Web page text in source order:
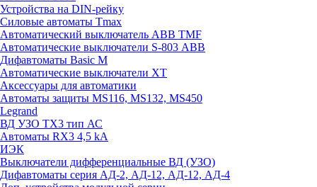
Устройства на DIN-рейку
Силовые автоматы Tmax
Автоматический выключатель ABB TMF
Автоматические выключатели S-803 АВВ
Дифавтоматы Basic M
Автоматические выключатели XT
Аксессуары для автоматики
Автоматы защиты MS116, MS132, MS450
Legrand
ВД УЗО TX3 тип АС
Автоматы RX3 4,5 kA
ИЭК
Выключатели дифференциальные ВД (УЗО)
Дифавтоматы серия АД-2, АД-12, АД-12, АД-4